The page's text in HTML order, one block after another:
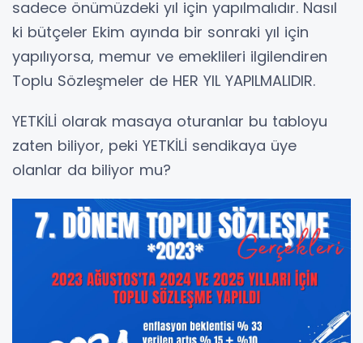
sadece önümüzdeki yıl için yapılmalıdır. Nasıl
ki bütçeler Ekim ayında bir sonraki yıl için
yapılıyorsa, memur ve emeklileri ilgilendiren
Toplu Sözleşmeler de HER YIL YAPILMALIDIR.
YETKİLİ olarak masaya oturanlar bu tabloyu
zaten biliyor, peki YETKİLİ sendikaya üye
olanlar da biliyor mu?